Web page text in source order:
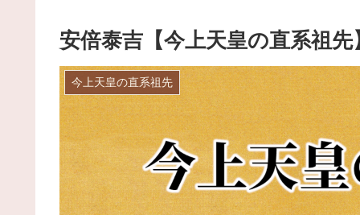
安倍泰吉【今上天皇の直系祖先
今上天皇の直系祖先